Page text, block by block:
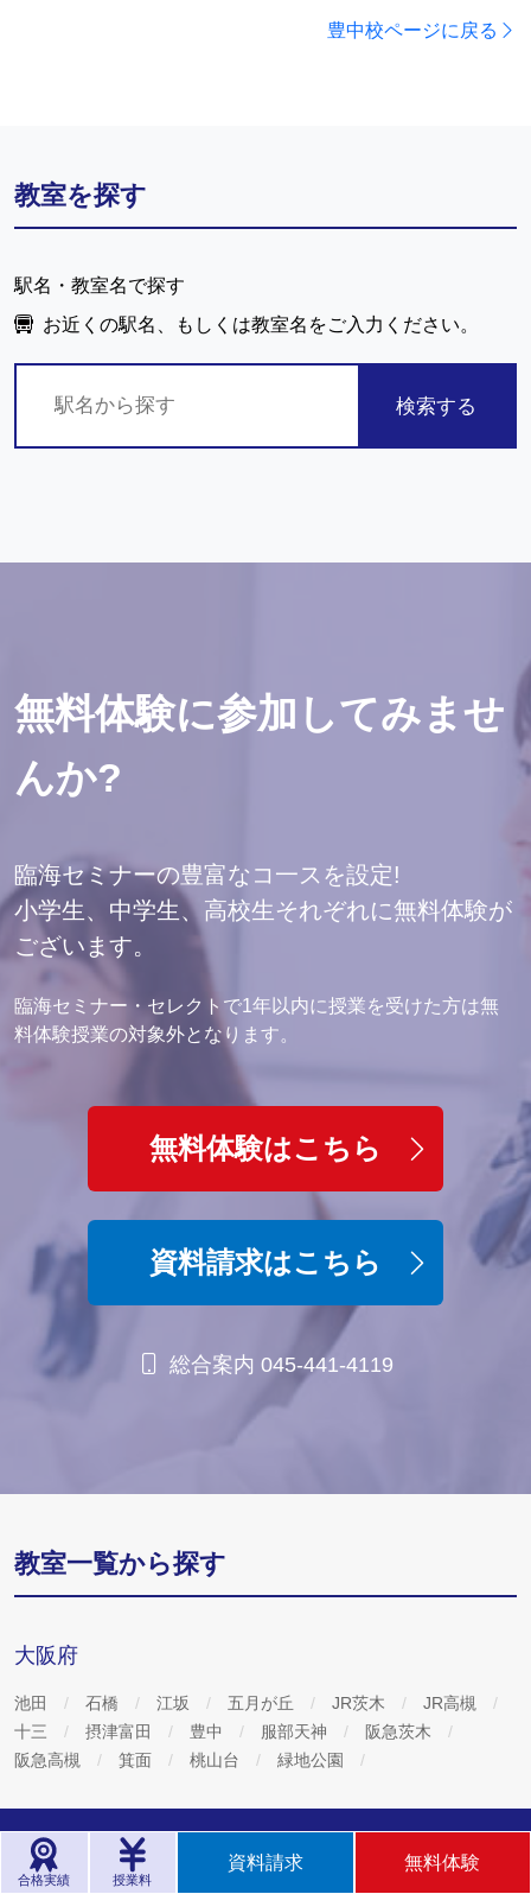
豊中校ページに戻る
教室を探す
駅名・教室名で探す
お近くの駅名、もしくは教室名をご入力ください。
検索する
無料体験に参加してみませ
んか?
臨海セミナーの豊富なコ一スを設定!
小学生、中学生、高校生それぞれに無料体験が
ございます。
臨海セミナー・セレクトで1年以内に授業を受けた方は無
料体験授業の対象外となります。
無料体験はこちら
資料請求はこちら
総合案内 045-441-4119
教室一覧から探す
大阪府
池田 石橋 江坂 五月が丘 JR茨木
JR高槻
十三
摂津富田 豊中 服部天神
阪急茨木
阪急高槻
箕面 桃山台 緑地公園
合格実績 授業料
資料請求 無料体験